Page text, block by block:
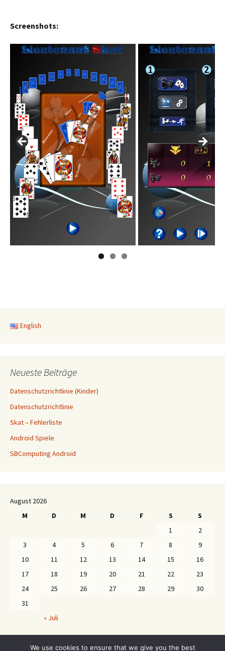
Screenshots:
English
Neueste Beiträge
Datenschutzrichtlinie (Kinder)
Datenschutzrichtlinie
Skat – Fehlerliste
Android Spiele
SBComputing Android
August 2026
M
D M D F S
S
1
2
3
4 5 6 7 8
9
10
11 12 13 14 15
16
17
18 19 20 21 22
23
24
25 26 27 28 29
30
31
« Juli
We use cookies to ensure that we give you the best